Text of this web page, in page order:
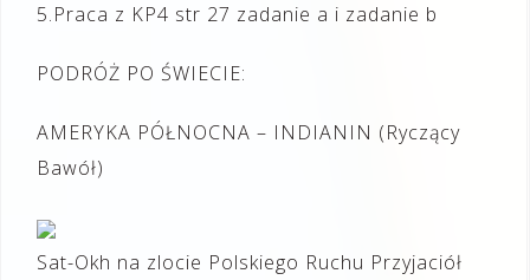
5.Praca z KP4 str 27 zadanie a i zadanie b
PODRÓŻ PO ŚWIECIE:
AMERYKA PÓŁNOCNA – INDIANIN (Ryczący
Bawół)
Sat-Okh na zlocie Polskiego Ruchu Przyjaciół